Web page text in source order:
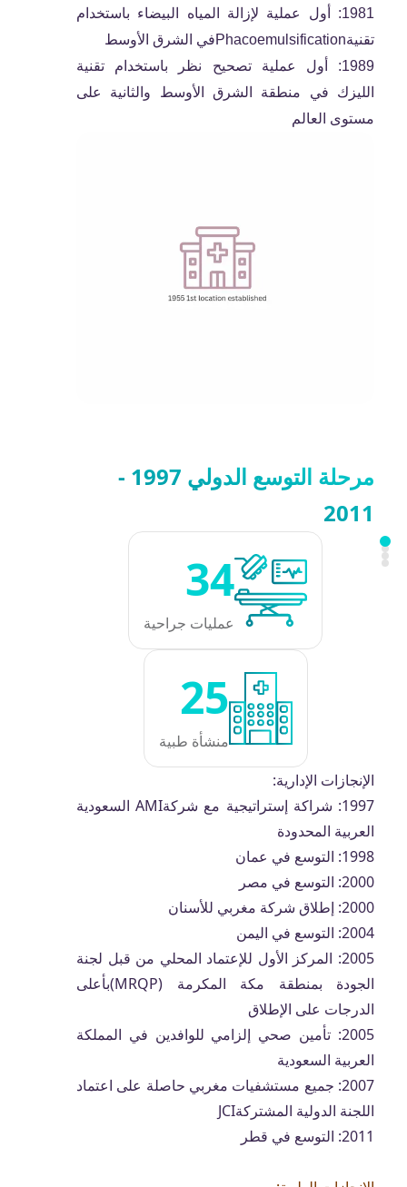
1981: أول عملية لإزالة المياه البيضاء باستخدام
تقنيةPhacoemulsificationفي الشرق الأوسط
1989: أول عملية تصحيح نظر باستخدام تقنية
الليزك في منطقة الشرق الأوسط والثانية على
مستوى العالم
مرحلة التوسع الدولي 1997 -
2011
34
عمليات جراحية
25
منشأة طبية
الإنجازات الإدارية:
1997: شراكة إستراتيجية مع شركةAMI السعودية
العربية المحدودة
1998: التوسع في عمان
2000: التوسع في مصر
2000: إطلاق شركة مغربي للأسنان
2004: التوسع في اليمن
2005: المركز الأول للإعتماد المحلي من قبل لجنة
الجودة بمنطقة مكة المكرمة (MRQP)بأعلى
الدرجات على الإطلاق
2005: تأمين صحي إلزامي للوافدين في المملكة
العربية السعودية
2007: جميع مستشفيات مغربي حاصلة على اعتماد
اللجنة الدولية المشتركةJCI
2011: التوسع في قطر